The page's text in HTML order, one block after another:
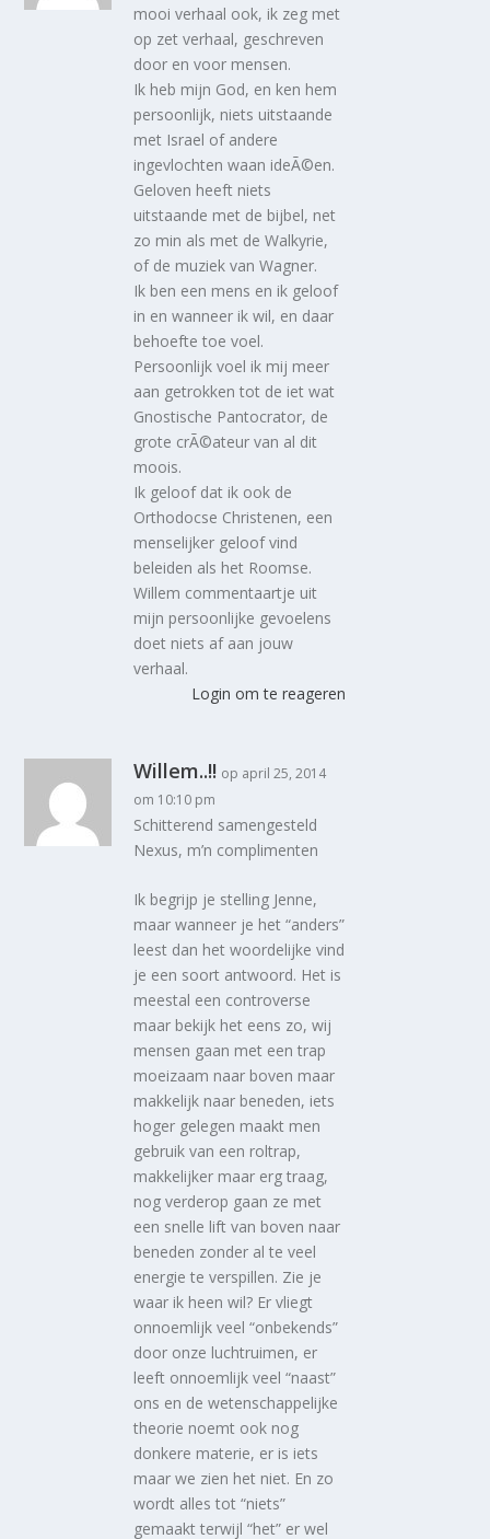
mooi verhaal ook, ik zeg met
op zet verhaal, geschreven
door en voor mensen.
Ik heb mijn God, en ken hem
persoonlijk, niets uitstaande
met Israel of andere
ingevlochten waan ideÃ©en.
Geloven heeft niets
uitstaande met de bijbel, net
zo min als met de Walkyrie,
of de muziek van Wagner.
Ik ben een mens en ik geloof
in en wanneer ik wil, en daar
behoefte toe voel.
Persoonlijk voel ik mij meer
aan getrokken tot de iet wat
Gnostische Pantocrator, de
grote crÃ©ateur van al dit
moois.
Ik geloof dat ik ook de
Orthodocse Christenen, een
menselijker geloof vind
beleiden als het Roomse.
Willem commentaartje uit
mijn persoonlijke gevoelens
doet niets af aan jouw
verhaal.
Login om te reageren
Willem..!! op april 25, 2014
om 10:10 pm
Schitterend samengesteld
Nexus, m’n complimenten
Ik begrijp je stelling Jenne,
maar wanneer je het “anders”
leest dan het woordelijke vind
je een soort antwoord. Het is
meestal een controverse
maar bekijk het eens zo, wij
mensen gaan met een trap
moeizaam naar boven maar
makkelijk naar beneden, iets
hoger gelegen maakt men
gebruik van een roltrap,
makkelijker maar erg traag,
nog verderop gaan ze met
een snelle lift van boven naar
beneden zonder al te veel
energie te verspillen. Zie je
waar ik heen wil? Er vliegt
onnoemlijk veel “onbekends”
door onze luchtruimen, er
leeft onnoemlijk veel “naast”
ons en de wetenschappelijke
theorie noemt ook nog
donkere materie, er is iets
maar we zien het niet. En zo
wordt alles tot “niets”
gemaakt terwijl “het” er wel